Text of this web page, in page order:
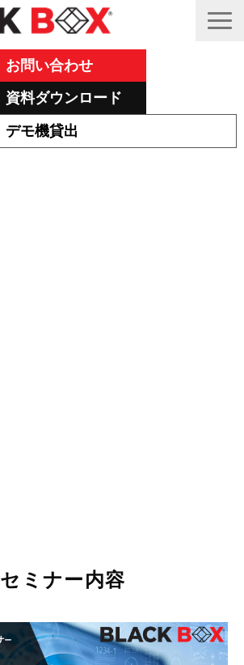
お問い合わせ
資料ダウンロード
デモ機貸出
セミナー内容